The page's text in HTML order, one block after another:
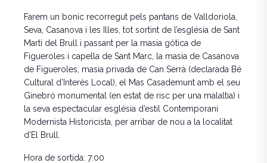
Farem un bonic recorregut pels pantans de Valldoriola,
Seva, Casanova i les Illes, tot sortint de l’església de Sant
Martí del Brull i passant per la masia gòtica de
Figueroles i capella de Sant Marc, la masia de Casanova
de Figueroles, masia privada de Can Serrà (declarada Bé
Cultural d’Interès Local), el Mas Casademunt amb el seu
Ginebró monumental (en estat de risc per una malaltia) i
la seva espectacular església d’estil Contemporani
Modernista Historicista, per arribar de nou a la localitat
d’El Brull.
Hora de sortida: 7:00